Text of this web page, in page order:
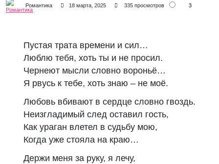
Романтика 18 марта, 2025 335 просмотров 3
Пустая трата времени и сил…
Люблю тебя, хоть ты и не просил.
Чернеют мысли словно вороньё…
Я рвусь к тебе, хоть знаю – не моё.
Любовь вбивают в сердце словно гвоздь.
Неизгладимый след оставил гость,
Как ураган влетел в судьбу мою,
Когда уже стояла на краю…
Держи меня за руку, я лечу,